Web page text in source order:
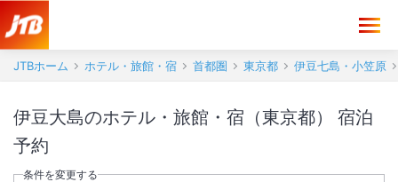
JTBホーム ホテル・旅館・宿 首都圏 東京都 伊豆七島・小笠原
伊豆大島のホテル・旅館・宿（東京都） 宿泊
予約
条件を変更する